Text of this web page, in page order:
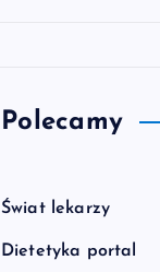
Polecamy
Świat lekarzy
Dietetyka portal